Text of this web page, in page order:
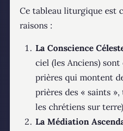
Ce tableau liturgique est
raisons :
La Conscience
ciel (les Anciens)
prières qui montent
prières des « saints
les chrétiens sur
La Médiation